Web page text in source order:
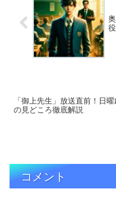
「御上先生」放送直前！日
の見どころ徹底解説
コメント